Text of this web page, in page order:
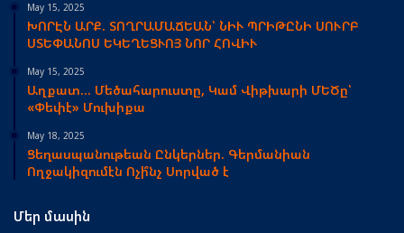
May 15, 2025
ԽՈՐԷՆ ԱՐՔ. ՏՈՂՐԱՄԱՃԵԱՆ՝ ՆԻՒ ՊՐԻԹԸՆԻ ՍՈՒՐԲ
ՍՏԵՓԱՆՈՍ ԵԿԵՂԵՑՒՈՅ ՆՈՐ ՀՈՎԻՒ
May 15, 2025
Աղքատ… Մեծահարուստը, Կամ Վիթխարի ՄԵԾը՝
«Փեփէ» Մուխիքա
May 18, 2025
Ցեղասպանութեան Ընկերներ. Գերմանիան
Ողջակիզումէն Ոչի՞նչ Սորված է
Մեր մասին